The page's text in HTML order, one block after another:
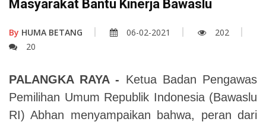
Masyarakat Bantu Kinerja Bawaslu
By HUMA BETANG 06-02-2021
202
20
PALANGKA RAYA - Ketua Badan Pengawas
Pemilihan Umum Republik Indonesia (Bawaslu
RI) Abhan menyampaikan bahwa, peran dari